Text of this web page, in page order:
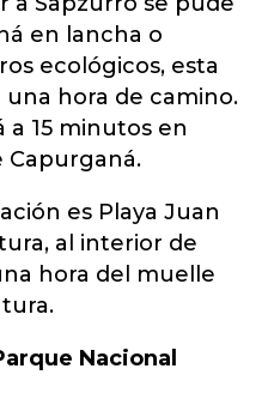
en lancha o
ecológicos, esta
hora de camino.
a 15 minutos en
Capurganá.
es Playa Juan
al interior de
hora del muelle
Nacional